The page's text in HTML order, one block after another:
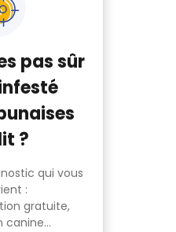
pas sûr
?
qui vous
:
gratuite,